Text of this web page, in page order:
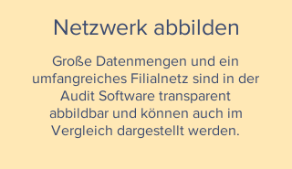
Netzwerk abbilden
Große Datenmengen und ein
umfangreiches Filialnetz sind in der
Audit Software transparent
abbildbar und können auch im
Vergleich dargestellt werden.